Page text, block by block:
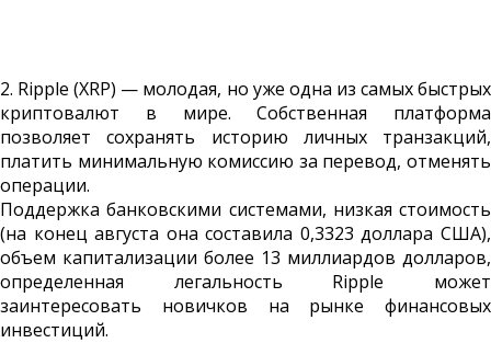
2. Ripple (XRP) — молодая, но уже одна из самых быстрых
криптовалют в мире. Собственная платформа
позволяет сохранять историю личных транзакций,
платить минимальную комиссию за перевод, отменять
операции.
Поддержка банковскими системами, низкая стоимость
(на конец августа она составила 0,3323 доллара США),
объем капитализации более 13 миллиардов долларов,
определенная легальность Ripple может
заинтересовать новичков на рынке финансовых
инвестиций.